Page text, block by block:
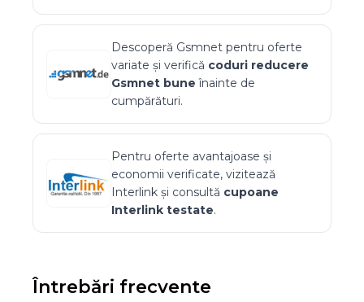
Descoperă Gsmnet pentru oferte
variate și verifică coduri reducere
Gsmnet bune înainte de
cumpărături.
Pentru oferte avantajoase și
economii verificate, vizitează
Interlink și consultă cupoane
Interlink testate.
Întrebări frecvente